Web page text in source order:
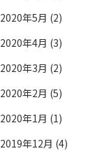
2020年5月 (2)
2020年4月 (3)
2020年3月 (2)
2020年2月 (5)
2020年1月 (1)
2019年12月 (4)